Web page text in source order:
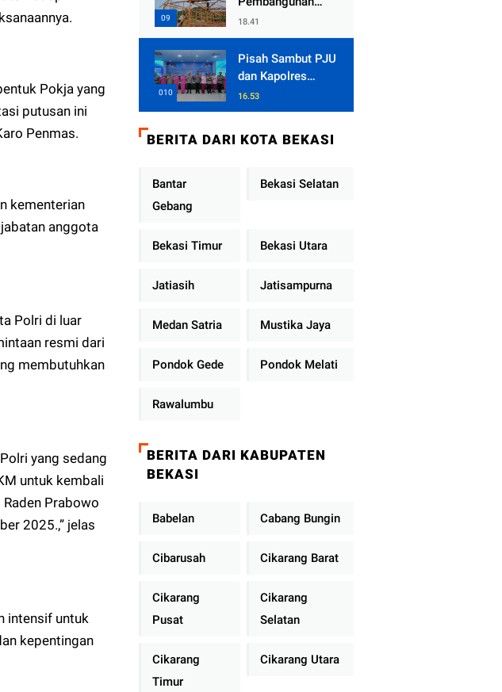
Pokja yang
putusan ini
Penmas.
kementerian
anggota
Polri di luar
resmi dari
membutuhkan
yang sedang
untuk kembali
Prabowo
2025.,” jelas
intensif untuk
kepentingan
Huntara Sat
Brimob Polda
Sumbar Terus
Berjalan di Pauh
18.41
Pisah Sambut PJU
dan Kapolres
Jajaran, Kapolda
Metro Jaya
Pelayanan Publik
16.53
BERITA DARI KOTA BEKASI
Bantar
Gebang
Bekasi Selatan
Bekasi Timur Bekasi Utara
Jatiasih Jatisampurna
Medan Satria Mustika Jaya
Pondok Gede Pondok Melati
Rawalumbu
BERITA DARI KABUPATEN
BEKASI
Babelan Cabang Bungin
Cibarusah Cikarang Barat
Cikarang
Pusat
Cikarang
Selatan
Cikarang
Timur
Cikarang Utara